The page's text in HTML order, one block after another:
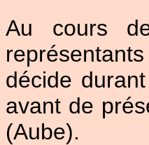
Au cours
décide
avant de
(Aube).